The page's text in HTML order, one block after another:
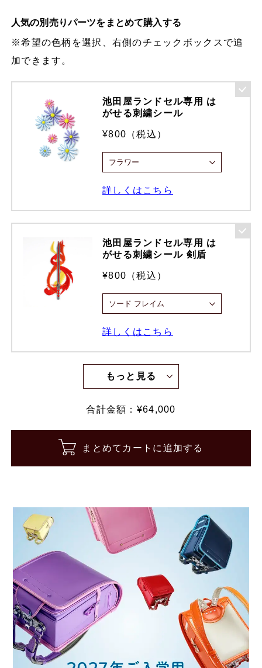
人気の別売りパーツをまとめて購入する
※希望の色柄を選択、右側のチェックボックスで追
加できます。
池田屋ランドセル専用 は
がせる刺繍シール
¥800（税込）
詳しくはこちら
池田屋ランドセル専用 は
がせる刺繍シール 剣盾
¥800（税込）
詳しくはこちら
もっと見る
合計金額：¥64,000
まとめてカートに追加する